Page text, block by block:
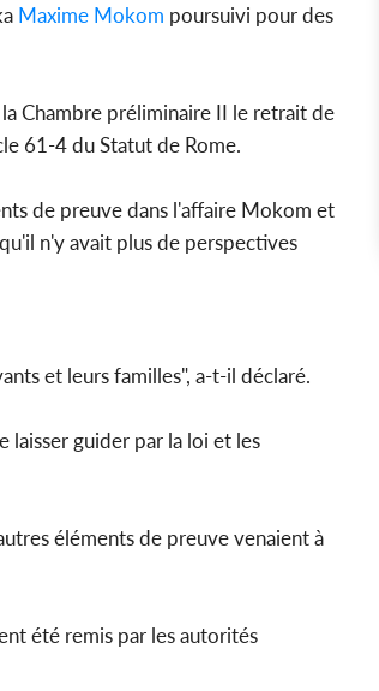
Maxime Mokom poursuivi pour des
Chambre préliminaire II le retrait de
61-4 du Statut de Rome.
de preuve dans l'affaire Mokom et
n'y avait plus de perspectives
et leurs familles", a-t-il déclaré.
laisser guider par la loi et les
éléments de preuve venaient à
été remis par les autorités
POLITIQUE
Côte d'Ivoire : Décrispation ?
Mamadou Traoré ex